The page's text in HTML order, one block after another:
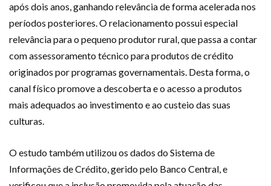
após dois anos, ganhando relevância de forma acelerada nos
períodos posteriores. O relacionamento possui especial
relevância para o pequeno produtor rural, que passa a contar
com assessoramento técnico para produtos de crédito
originados por programas governamentais. Desta forma, o
canal físico promove a descoberta e o acesso a produtos
mais adequados ao investimento e ao custeio das suas
culturas.
O estudo também utilizou os dados do Sistema de
Informações de Crédito, gerido pelo Banco Central, e